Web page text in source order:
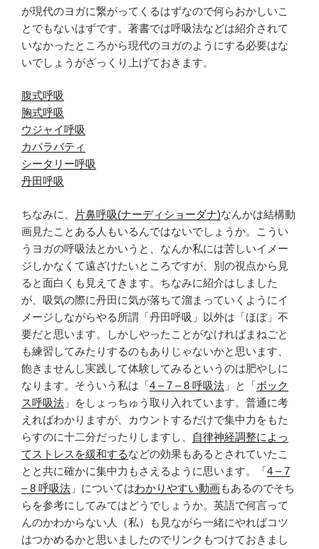
が現代のヨガに繋がってくるはずなので何らおかしいこ
とでもないはずです。著書では呼吸法などは紹介されて
いなかったところから現代のヨガのようにする必要はな
いでしょうがざっくり上げておきます。
腹式呼吸
胸式呼吸
ウジャイ呼吸
カパラバティ
シータリー呼吸
丹田呼吸
ちなみに、 片鼻呼吸(ナーディショーダナ)なんかは結構動
画見たことある人もいるんではないでしょうか。こうい
うヨガの呼吸法とかいうと、なんか私には苦しいイメー
ジしかなくて遠ざけたいところですが、別の視点から見
ると面白くも見えてきます。ちなみに紹介はしました
が、吸気の際に丹田に気が落ちて溜まっていくようにイ
メージしながらやる所謂「丹田呼吸」以外は「ほぼ」不
要だと思います。しかしやったことがなければまねごと
も練習してみたりするのもありじゃないかと思います、
飽きませんし実践して体験してみるというのは肥やしに
なります。そういう私は「4 – 7 – 8 呼吸法 」と「ボック
ス呼吸法 」をしょっちゅう取り入れています。普通に考
えればわかりますが、カウントするだけで集中力をもた
らすのに十二分だったりしますし、
自律神経調整によっ
てストレスを緩和するなどの効果もあるとされていたこ
とと共に確かに集中力もさえるように思います。「4 – 7
– 8 呼吸法 」についてはわかりやすい動画もあるのでそち
らを参考にしてみてはどうでしょうか。英語で何言って
んのかわからない人（私）も見ながら一緒にやればコツ
はつかめるかと思いましたのでリンクもつけておきまし